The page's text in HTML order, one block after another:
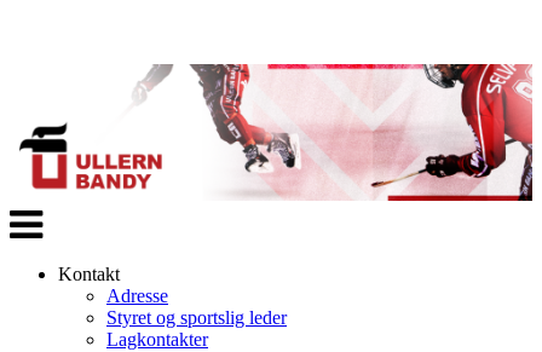
Veksle
navigasjon
Kontakt
Adresse
Styret og sportslig leder
Lagkontakter